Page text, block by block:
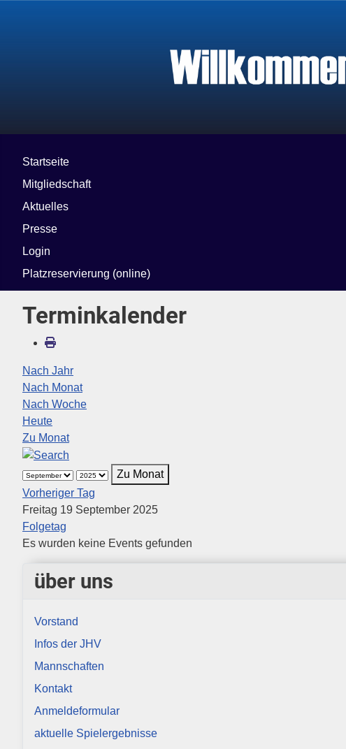
Startseite
Mitgliedschaft
Aktuelles
Presse
Login
Platzreservierung (online)
Terminkalender
Nach Jahr
Nach Monat
Nach Woche
Heute
Zu Monat
Zu Monat
Vorheriger Tag
Freitag 19 September 2025
Folgetag
Es wurden keine Events gefunden
über uns
Vorstand
Infos der JHV
Mannschaften
Kontakt
Anmeldeformular
aktuelle Spielergebnisse